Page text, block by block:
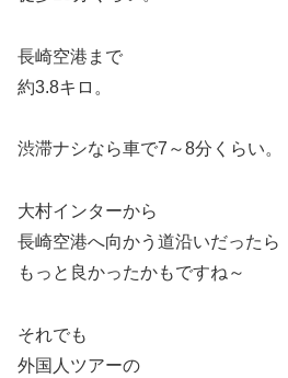
長崎空港まで
約3.8キロ。
渋滞ナシなら車で7～8分くらい。
大村インターから
長崎空港へ向かう道沿いだったら
もっと良かったかもですね～
それでも
外国人ツアーの